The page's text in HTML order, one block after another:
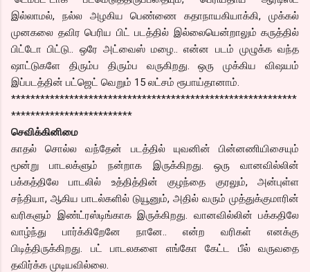
இல்லாமல், நல்ல அழகிய பெண்ணை கதாநாயகியாக்கி, முக்கல்
முனகலை தவிர பெரிய பிட் படத்தில் இல்லையென்றாலும் கருத்தில்
பிட்டோ பிட்டு.. ஒரே அட்வைஸ் மழை.. என்ன படம் முழுக்க வந்த
ஷாட்டுகளே திரும்ப திரும்ப வருகிறது. ஒரு முக்கிய விஷயம்
இப்படத்தின் பட்ஜெட் வெறும் 15 லட்சம் ரூபாய்தானாம்.
***********************************************************
*************************
செவிக்கினிமை
காதல் சொல்ல வந்தேன் படத்தில் யுவனின் பின்னணியிசையும்
மூன்று பாடலக்ளும் நன்றாக இருக்கிறது. ஒரு வானவில்லின்
பக்கத்திலே பாடலில் உத்தித்தின் குழந்தை குரலும், அன்புள்ள
சந்தியா, ஆகிய பாடல்களில் டுயூனும், அதில் வரும் முத்துக்குமாரின்
வரிகளும் இண்ட்ரஸ்டிங்காக இருக்கிறது. வானவில்லின் பக்கதிலே
வாழ்ந்து பார்க்கிறேனே நானே.. என்ற வரிகள் எனக்கு
பிடித்திருக்கிறது. பட் பாடலகளை எங்கோ கேட்ட பீல் வருவதை
தவிர்க்க முடியவில்லை.